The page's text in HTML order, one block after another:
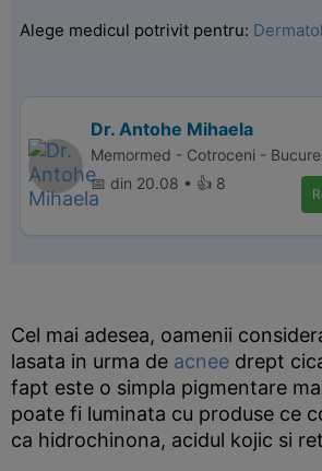
Alege medicul potrivit pentru:
Dr. Antohe Mihaela
Memormed - Cotroceni -
📅 din 20.08 • 👍 8
Cel mai adesea, oamenii
lasata in urma de acnee drept
fapt este o simpla pigmentare
poate fi luminata cu produse ce
ca hidrochinona, acidul kojic si